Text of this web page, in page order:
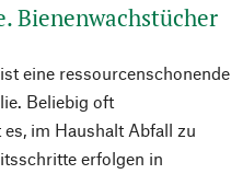
Bienenwachstücher
eine ressourcenschonende
Beliebig oft
im Haushalt Abfall zu
erfolgen in